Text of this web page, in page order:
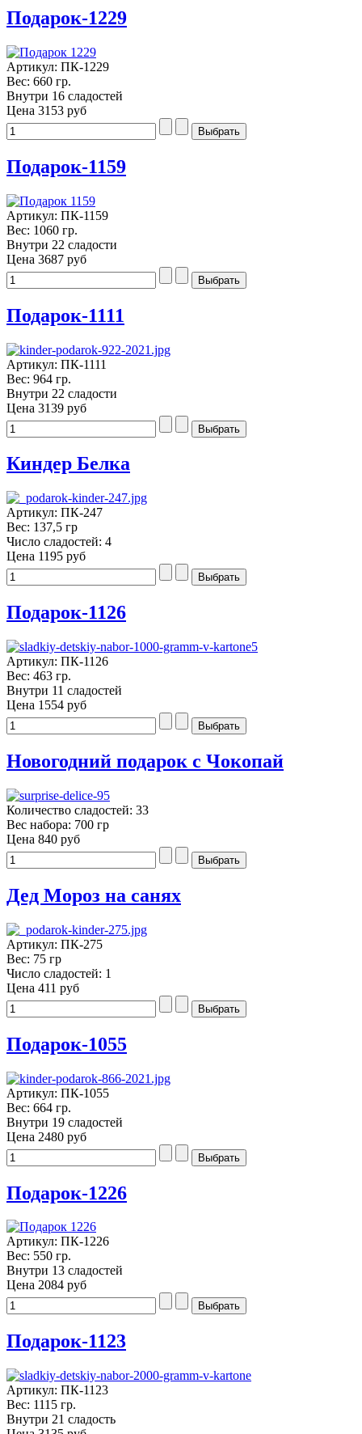
Подарок-1229
Артикул: ПК-1229
Вес: 660 гр.
Внутри 16 сладостей
Цена 3153 руб
Подарок-1159
Артикул: ПК-1159
Вес: 1060 гр.
Внутри 22 сладости
Цена 3687 руб
Подарок-1111
Артикул: ПК-1111
Вес: 964 гр.
Внутри 22 сладости
Цена 3139 руб
Киндер Белка
Артикул: ПК-247
Вес: 137,5 гр
Число сладостей: 4
Цена 1195 руб
Подарок-1126
Артикул: ПК-1126
Вес: 463 гр.
Внутри 11 сладостей
Цена 1554 руб
Новогодний подарок с Чокопай
Количество сладостей: 33
Вес набора: 700 гр
Цена 840 руб
Дед Мороз на санях
Артикул: ПК-275
Вес: 75 гр
Число сладостей: 1
Цена 411 руб
Подарок-1055
Артикул: ПК-1055
Вес: 664 гр.
Внутри 19 сладостей
Цена 2480 руб
Подарок-1226
Артикул: ПК-1226
Вес: 550 гр.
Внутри 13 сладостей
Цена 2084 руб
Подарок-1123
Артикул: ПК-1123
Вес: 1115 гр.
Внутри 21 сладость